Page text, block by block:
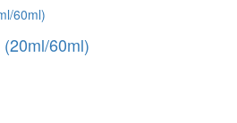
60ml)